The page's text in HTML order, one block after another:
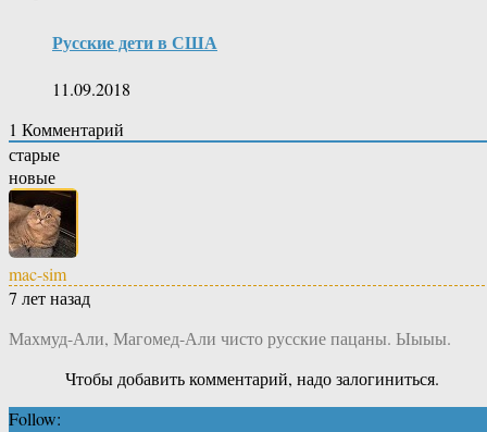
Русские дети в США
11.09.2018
1 Комментарий
старые
новые
mac-sim
7 лет назад
Махмуд-Али, Магомед-Али чисто русские пацаны. Ыыыы.
Чтобы добавить комментарий, надо залогиниться.
Follow: